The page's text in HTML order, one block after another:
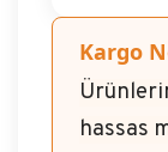
Kargo
hassas